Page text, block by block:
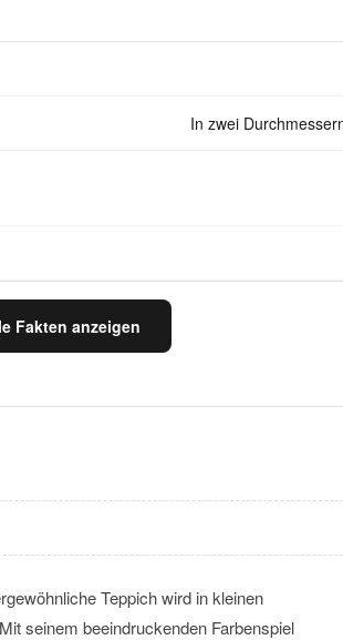
In zwei
Fakten anzeigen
Teppich wird in kleinen
seinem beeindruckenden Farbenspiel